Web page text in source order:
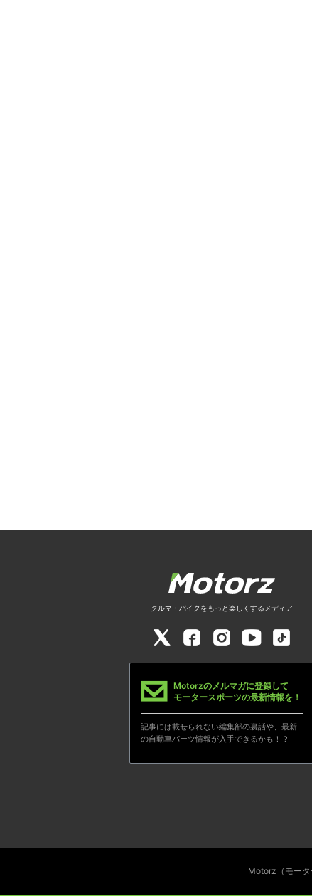
クルマ・バイクをもっと楽しくするメディア
Motorzのメルマガに登録して
モータースポーツの最新情報を！
記事には載せられない編集部の裏話や、最新
の自動車パーツ情報が入手できるかも！？
Motorz（モー